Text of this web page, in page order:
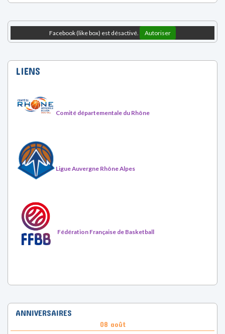
Facebook (like box) est désactivé. Autoriser
LIENS
Comité départementale du Rhône
Ligue Auvergne Rhône Alpes
Fédération Française de Basketball
ANNIVERSAIRES
08 août